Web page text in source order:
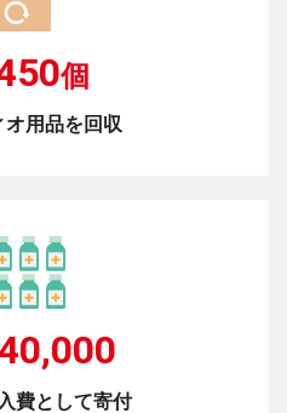
個
用品を回収
費として寄付